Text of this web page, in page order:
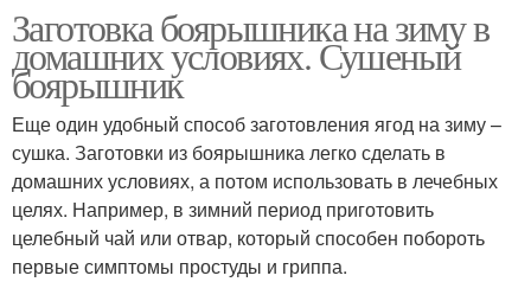
Заготовка боярышника на зиму в
домашних условиях. Сушеный
боярышник
Еще один удобный способ заготовления ягод на зиму –
сушка. Заготовки из боярышника легко сделать в
домашних условиях, а потом использовать в лечебных
целях. Например, в зимний период приготовить
целебный чай или отвар, который способен побороть
первые симптомы простуды и гриппа.